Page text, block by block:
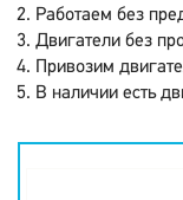
Работаем без
Двигатели без
Привозим
В наличии есть